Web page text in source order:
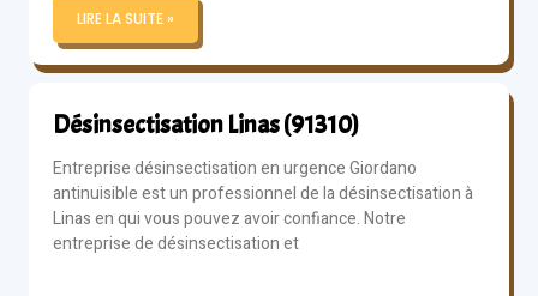
LIRE LA SUITE »
Désinsectisation Linas (91310)
Entreprise désinsectisation en urgence Giordano
antinuisible est un professionnel de la désinsectisation à
Linas en qui vous pouvez avoir confiance. Notre
entreprise de désinsectisation et